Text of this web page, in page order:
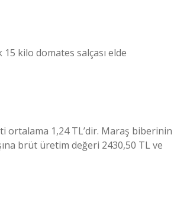
kilo domates salçası elde
1,24 TL’dir. Maraş biberinin
brüt üretim değeri 2430,50 TL ve